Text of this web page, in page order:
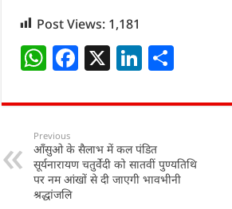
Post Views: 1,181
W
at
s
A
p
F
c
e
b
o
X Li
k
e
dI
n
ar
Previous
आँसुओ के सैलाभ में कल पंडित
सूर्यनारायण चतुर्वेदी को सातवीं पुण्यतिथि
पर नम आंखों से दी जाएगी भावभीनी
श्रद्धांजलि